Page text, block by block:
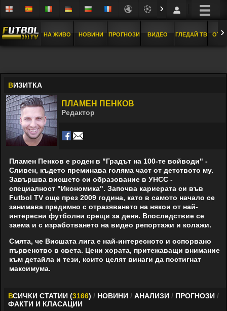
›
НА ЖИВО НОВИНИ ПРОГНОЗИ ВИДЕО ГЛЕДАЙ ТВ ›
ВИЗИТКА
ПЛАМЕН ПЕНКОВ
Редактор
Пламен Пенков е роден в "Градът на 100-те войводи" -
Сливен, където преминава голяма част от детството му.
Завършва висшето си образование в УНСС -
специалност "Икономика". Започва кариерата си във
Futbol TV още през 2009 година, като в самото начало се
занимава предимно с отразяването на някои от най-
интересни футболни срещи за деня. Впоследствие се
заема и с изработването на видео репортажи и колажи.
Смята, че Висшата лига е най-интересното и оспорвано
първенство в света. Цени хората, притежаващи внимание
към детайла и тези, които целят винаги да постигнат
максимума.
ВСИЧКИ СТАТИИ (3166) / НОВИНИ / АНАЛИЗИ / ПРОГНОЗИ /
ФАКТИ И КЛАСАЦИИ